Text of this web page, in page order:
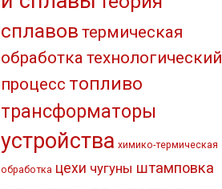
сплавов термическая
обработка технологический
процесс топливо
трансформаторы
устройства химико-термическая
обработка цехи чугуны штамповка